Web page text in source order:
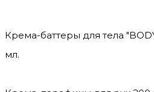
Крема-баттеры для тела
мл.